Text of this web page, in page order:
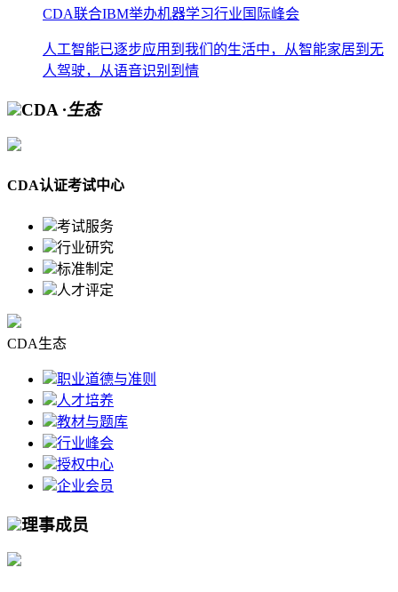
CDA联合IBM举办机器学习行业国际峰会
人工智能已逐步应用到我们的生活中，从智能家居到无
人驾驶，从语音识别到情
CDA ·生态
CDA认证考试中心
考试服务
行业研究
标准制定
人才评定
CDA生态
职业道德与准则
人才培养
教材与题库
行业峰会
授权中心
企业会员
理事成员